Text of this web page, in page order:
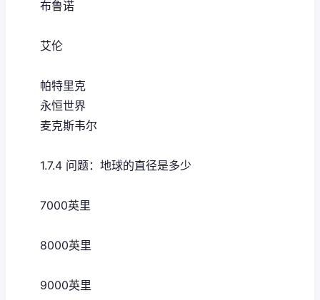
布鲁诺
艾伦
帕特里克
永恒世界
麦克斯韦尔
1.7.4 问题：地球的直径是多少
7000英里
8000英里
9000英里